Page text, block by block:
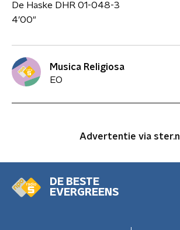
De Haske DHR 01-048-3
4’00"
Musica Religiosa
EO
Advertentie via ster.nl
DE BESTE
EVERGREENS